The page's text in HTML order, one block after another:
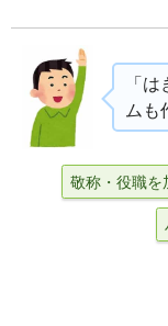
「
ムも
敬称・役職を